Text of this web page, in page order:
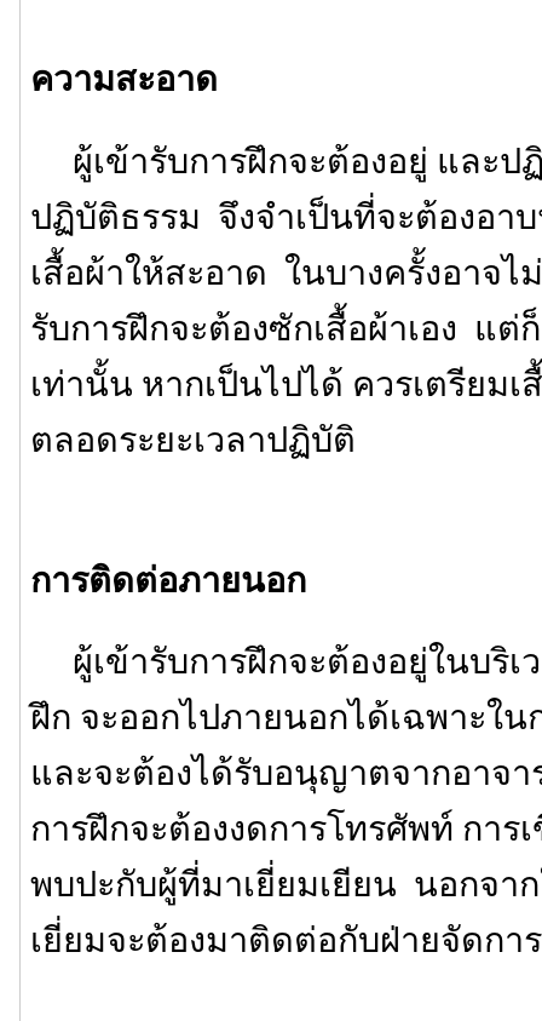
ความสะอาด
ผู้เข้ารับการฝึกจะต้องอยู่ และป
ปฏิบัติธรรม จึงจำเป็นที่จะต้องอา
เสื้อผ้าให้สะอาด ในบางครั้งอาจไ
รับการฝึกจะต้องซักเสื้อผ้าเอง แต่
เท่านั้น หากเป็นไปได้ ควรเตรียมเ
ตลอดระยะเวลาปฏิบัติ
การติดต่อภายนอก
ผู้เข้ารับการฝึกจะต้องอยู่ในบริ
ฝึก จะออกไปภายนอกได้เฉพาะใ
และจะต้องได้รับอนุญาตจากอาจ
การฝึกจะต้องงดการโทรศัพท์ การ
พบปะกับผู้ที่มาเยี่ยมเยียน นอกจา
เยี่ยมจะต้องมาติดต่อกับฝ่ายจัดการ